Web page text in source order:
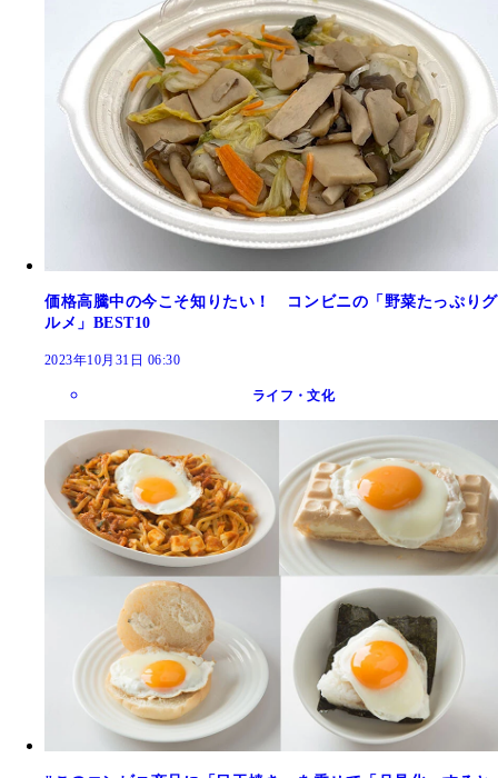
価格高騰中の今こそ知りたい！ コンビニの「野菜たっぷりグ
ルメ」BEST10
2023年10月31日 06:30
ライフ・文化